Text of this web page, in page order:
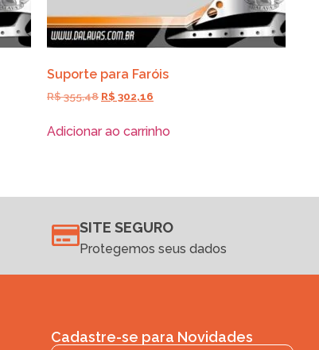
Suporte para Faróis
R$355,48 R$ 302,16
Adicionar ao carrinho
SITE SEGURO
Protegemos seus dados
Cadastre-se para Novidades